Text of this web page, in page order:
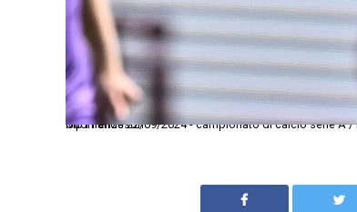
Mp Firenze 22/09/2024 - campionato di calcio serie A / Fiorentina-Lazio / foto Matteo Papini/Image Sport nella foto: esultanza gol Albert Gudmundsson